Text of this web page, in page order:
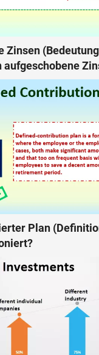
Zinsen
aufgeschobene
Plan